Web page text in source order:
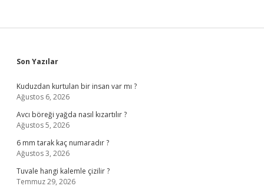
Sidebar
Son Yazılar
Kuduzdan kurtulan bir insan var mı ?
Ağustos 6, 2026
Avcı böreği yağda nasıl kızartılır ?
Ağustos 5, 2026
6 mm tarak kaç numaradır ?
Ağustos 3, 2026
Tuvale hangi kalemle çizilir ?
Temmuz 29, 2026